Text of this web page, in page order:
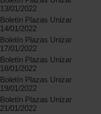
13/01/2022
Boletín Plazas Unizar
14/01/2022
Boletín Plazas Unizar
17/01/2022
Boletín Plazas Unizar
18/01/2022
Boletín Plazas Unizar
19/01/2022
Boletín Plazas Unizar
21/01/2022